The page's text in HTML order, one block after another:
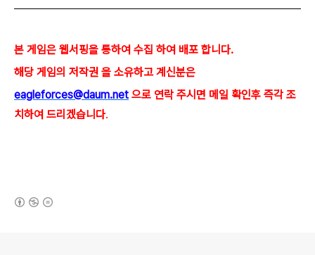
본 게임은 웹서핑을 통하여 수집 하여 배포 합니다.
해당 게임의 저작권 을 소유하고 계신분은
eagleforces@daum.net 으로 연락 주시면 메일 확인후 즉각 조
치하여 드리겠습니다.